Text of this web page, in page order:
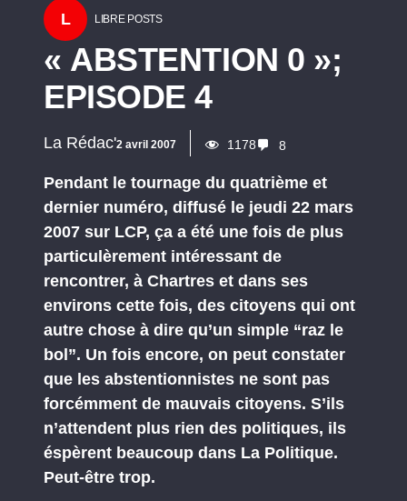
L LIBRE POSTS
« ABSTENTION 0 »;
EPISODE 4
La Rédac'2 avril 2007 1178 8
Pendant le tournage du quatrième et
dernier numéro, diffusé le jeudi 22 mars
2007 sur LCP, ça a été une fois de plus
particulèrement intéressant de
rencontrer, à Chartres et dans ses
environs cette fois, des citoyens qui ont
autre chose à dire qu’un simple “raz le
bol”. Un fois encore, on peut constater
que les abstentionnistes ne sont pas
forcémment de mauvais citoyens. S’ils
n’attendent plus rien des politiques, ils
éspèrent beaucoup dans La Politique.
Peut-être trop.